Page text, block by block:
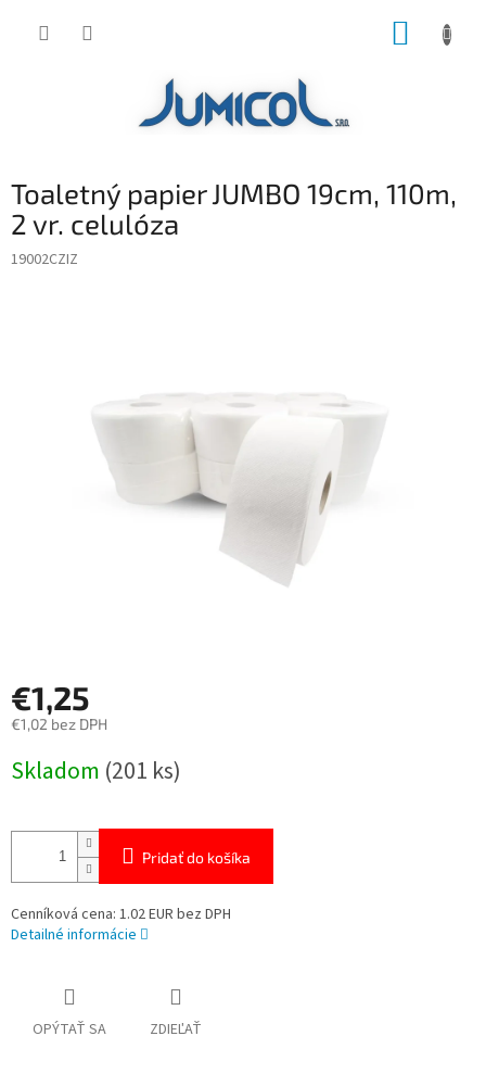
Toaletný papier JUMBO 19cm, 110m,
2 vr. celulóza
19002CZIZ
€1,25
€1,02 bez DPH
cena:
Skladom (201 ks)
Pridať do košíka
Cenníková cena: 1.02 EUR bez DPH
Detailné informácie
OPÝTAŤ SA ZDIEĽAŤ